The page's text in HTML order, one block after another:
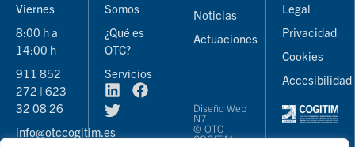
Viernes
8:00 h a
14:00 h
911 852
272 | 623
32 08 26
info@otccogitim.es
Somos
¿Qué es
OTC?
Servicios
Noticias
Actuaciones
Diseño Web
N7
© OTC
COGITIM
Legal
Privacidad
Cookies
Accesibilidad